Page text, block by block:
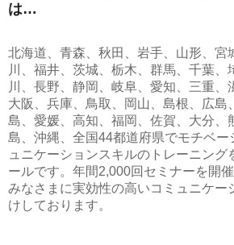
は…
北海道、青森、秋田、岩手、山形、宮
川、福井、茨城、栃木、群馬、千葉、
川、長野、静岡、岐阜、愛知、三重、
大阪、兵庫、鳥取、岡山、島根、広島
島、愛媛、高知、福岡、佐賀、大分、
島、沖縄、全国44都道府県でモチベー
ュニケーションスキルのトレーニング
ールです。年間2,000回セミナーを開
みなさまに実効性の高いコミュニケー
けしております。